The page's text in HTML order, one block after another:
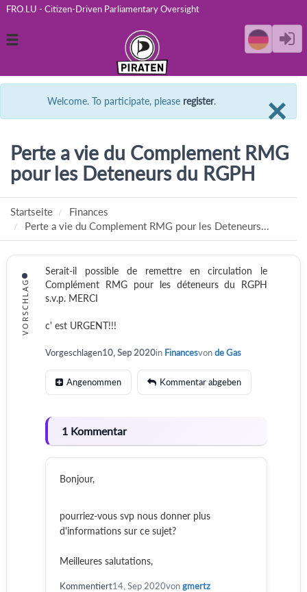
FRO.LU - Citizen-Driven Parliamentary Oversight
Toggle
×
Welcome. To participate, please register.
Perte a vie du Complement RMG
pour les Deteneurs du RGPH
Startseite
Finances
Perte a vie du Complement RMG pour les Deteneurs...
VORSCHLAG
Serait-il possible de remettre en circulation le
Complément RMG pour les déteneurs du RGPH
s.v.p. MERCI
c' est URGENT!!!
Vorgeschlagen10, Sep 2020in Financesvonde Gas
Angenommen Kommentar abgeben
1 Kommentar
Bonjour,
pourriez-vous svp nous donner plus
d'informations sur ce sujet?
Meilleures salutations,
Kommentiert14, Sep 2020vongmertz